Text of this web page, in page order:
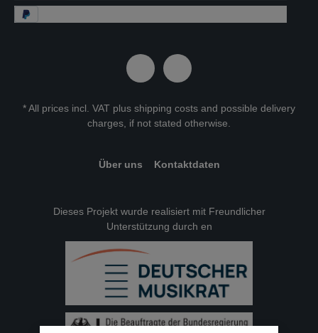
* All prices incl. VAT plus shipping costs and possible delivery
charges, if not stated otherwise.
Über uns Kontaktdaten
Dieses Projekt wurde realisiert mit Freundlicher
Unterstützung durch en